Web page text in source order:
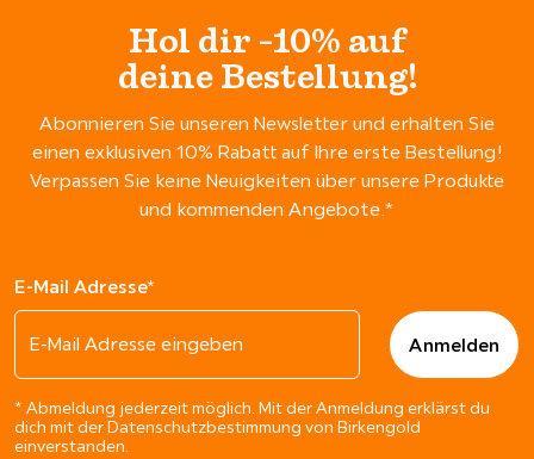
Hol dir -10% auf
deine Bestellung!
Abonnieren Sie unseren Newsletter und erhalten Sie
einen exklusiven 10% Rabatt auf Ihre erste Bestellung!
Verpassen Sie keine Neuigkeiten über unsere Produkte
und kommenden Angebote.*
E-Mail Adresse*
* Abmeldung jederzeit möglich. Mit der Anmeldung erklärst du
dich mit der Datenschutzbestimmung von Birkengold
einverstanden.